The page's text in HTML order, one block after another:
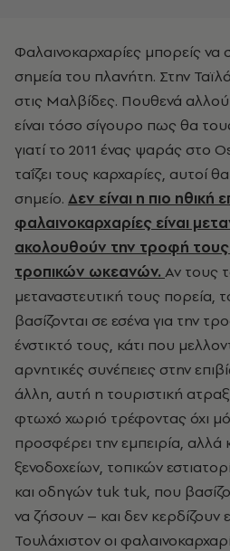
Φαλαινοκαρχαρίες μπορείς να
σημεία του πλανήτη. Στην
στις Μαλβίδες. Πουθενά
είναι τόσο σίγουρο πως θα
γιατί το 2011 ένας ψαράς στο
ταΐζει τους καρχαρίες, αυτοί
σημείο. Δεν είναι η πιο ηθική
φαλαινοκαρχαρίες είναι
ακολουθούν την τροφή
τροπικών ωκεανών. Αν τους
μεταναστευτική τους πορεία,
βασίζονται σε εσένα για την
ένστικτό τους, κάτι που
αρνητικές συνέπειες στην
άλλη, αυτή η τουριστική
φτωχό χωριό τρέφοντας όχι
προσφέρει την εμπειρία, αλλά
ξενοδοχείων, τοπικών
και οδηγών tuk tuk, που
να ζήσουν – και δεν κερδίζουν
Τουλάχιστον οι